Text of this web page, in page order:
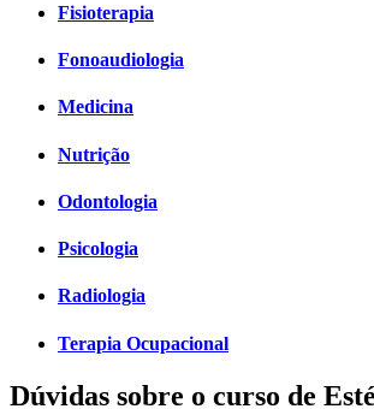
Fisioterapia
Fonoaudiologia
Medicina
Nutrição
Odontologia
Psicologia
Radiologia
Terapia Ocupacional
Dúvidas sobre o curso de